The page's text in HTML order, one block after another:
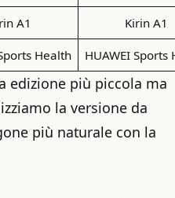
A1 Kirin A1
Health HUAWEI Sports
edizione più piccola ma
la versione da
più naturale con la